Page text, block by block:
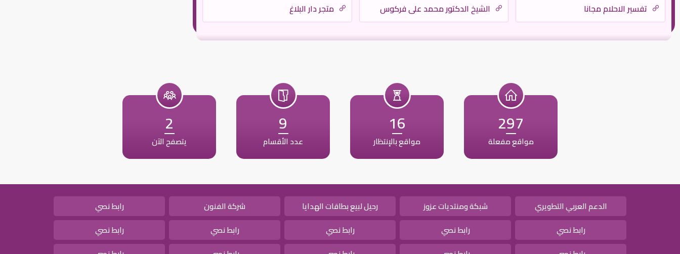
تفسير الاحلام مجانا الشيخ الدكتور محمد علي فركوس متجر دار البلاغ
297
مواقع مفعلة
16
مواقع بالإنتظار
9
عدد الأقسام
2
يتصفح الآن
الدعم العربي التطويري شبكة ومنتديات عزوز رحيل لبيع بطاقات الهدايا شركة الفنون
رابط نصي
رابط نصي
رابط نصي رابط نصي رابط نصي
رابط نصي